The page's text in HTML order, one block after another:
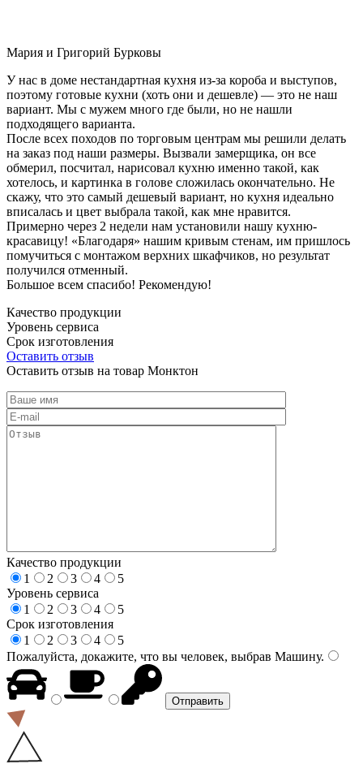
Мария и Григорий Бурковы
У нас в доме нестандартная кухня из-за короба и выступов,
поэтому готовые кухни (хоть они и дешевле) — это не наш
вариант. Мы с мужем много где были, но не нашли
подходящего варианта.
После всех походов по торговым центрам мы решили делать
на заказ под наши размеры. Вызвали замерщика, он все
обмерил, посчитал, нарисовал кухню именно такой, как
хотелось, и картинка в голове сложилась окончательно. Не
скажу, что это самый дешевый вариант, но кухня идеально
вписалась и цвет выбрала такой, как мне нравится.
Примерно через 2 недели нам установили нашу кухню-
красавицу! «Благодаря» нашим кривым стенам, им пришлось
помучиться с монтажом верхних шкафчиков, но результат
получился отменный.
Большое всем спасибо! Рекомендую!
Качество продукции
Уровень сервиса
Срок изготовления
Оставить отзыв
Оставить отзыв на товар Монктон
Качество продукции
1
2 3 4
5
Уровень сервиса
1
2 3 4
5
Срок изготовления
1
2 3 4
5
Пожалуйста, докажите, что вы человек, выбрав Машину.